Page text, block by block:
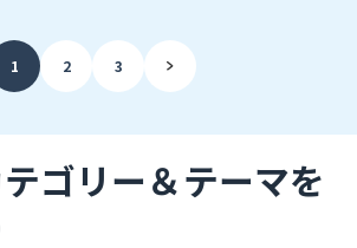
1 2 3
ゴリー＆テーマを